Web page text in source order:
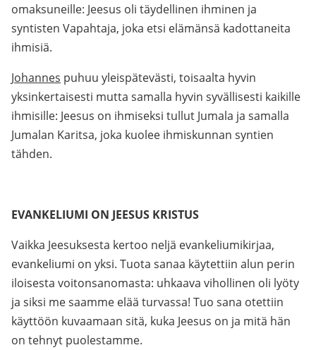
omaksuneille: Jeesus oli täydellinen ihminen ja
syntisten Vapahtaja, joka etsi elämänsä kadottaneita
ihmisiä.
Johannes puhuu yleispätevästi, toisaalta hyvin
yksinkertaisesti mutta samalla hyvin syvällisesti kaikille
ihmisille: Jeesus on ihmiseksi tullut Jumala ja samalla
Jumalan Karitsa, joka kuolee ihmiskunnan syntien
tähden.
EVANKELIUMI ON JEESUS KRISTUS
Vaikka Jeesuksesta kertoo neljä evankeliumikirjaa,
evankeliumi on yksi. Tuota sanaa käytettiin alun perin
iloisesta voitonsanomasta: uhkaava vihollinen oli lyöty
ja siksi me saamme elää turvassa! Tuo sana otettiin
käyttöön kuvaamaan sitä, kuka Jeesus on ja mitä hän
on tehnyt puolestamme.